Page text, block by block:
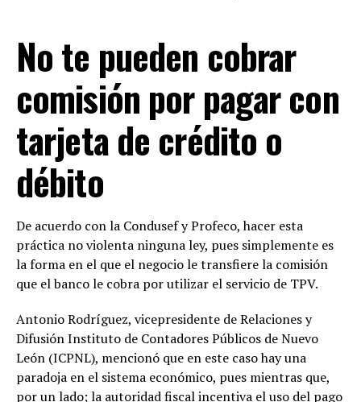
No te pueden cobrar
comisión por pagar con
tarjeta de crédito o
débito
De acuerdo con la Condusef y Profeco, hacer esta
práctica no violenta ninguna ley, pues simplemente es
la forma en el que el negocio le transfiere la comisión
que el banco le cobra por utilizar el servicio de TPV.
Antonio Rodríguez, vicepresidente de Relaciones y
Difusión Instituto de Contadores Públicos de Nuevo
León (ICPNL), mencionó que en este caso hay una
paradoja en el sistema económico, pues mientras que,
por un lado; la autoridad fiscal incentiva el uso del pago